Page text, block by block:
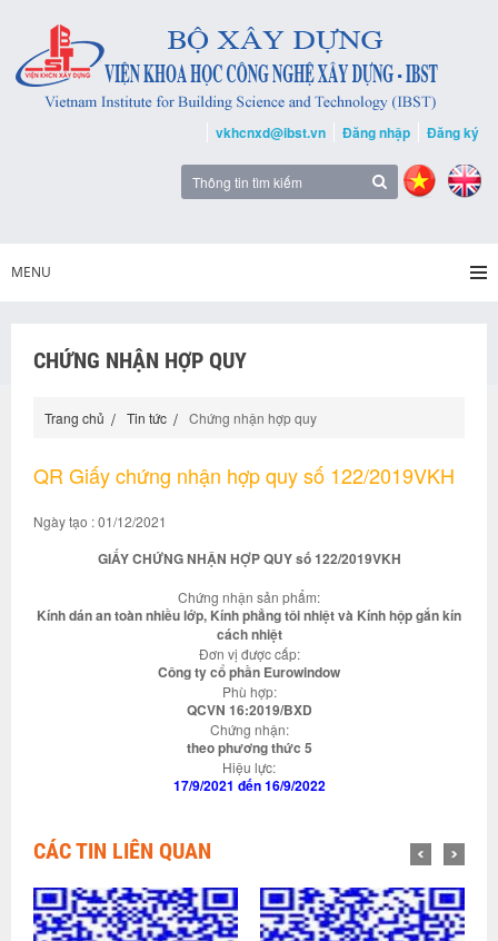
vkhcnxd@ibst.vn Đăng nhập Đăng ký
MENU
CHỨNG NHẬN HỢP QUY
Trang chủ Tin tức Chứng nhận hợp quy
QR Giấy chứng nhận hợp quy số 122/2019VKH
Ngày tạo : 01/12/2021
GIẤY CHỨNG NHẬN HỢP QUY số 122/2019VKH
Chứng nhận sản phẩm:
Kính dán an toàn nhiều lớp, Kính phẳng tôi nhiệt và Kính hộp gắn kín
cách nhiệt
Đơn vị được cấp:
Công ty cổ phần Eurowindow
Phù hợp:
QCVN 16:2019/BXD
Chứng nhận:
theo phương thức 5
Hiệu lực:
17/9/2021 đến 16/9/2022
CÁC TIN LIÊN QUAN